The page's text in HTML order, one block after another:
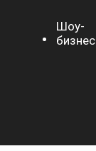
Шоу-
бизнес